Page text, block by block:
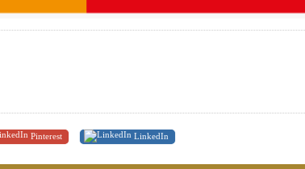
Pinterest LinkedIn